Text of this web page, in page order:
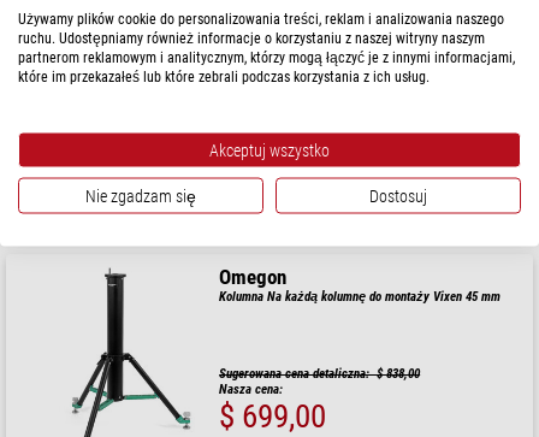
PegasusAstro
Przedłużenia kolumn statywowych NYX-88
$ 174,00
gotowe do wysyłki w24 godziny
Omegon
Kolumna Na każdą kolumnę do montaży Vixen 45 mm
Sugerowana cena detaliczna: $ 838,00
Nasza cena:
$ 699,00
Używamy plików cookie do personalizowania treści, reklam i analizowania naszego
ruchu. Udostępniamy również informacje o korzystaniu z naszej witryny naszym
partnerom reklamowym i analitycznym, którzy mogą łączyć je z innymi informacjami,
które im przekazałeś lub które zebrali podczas korzystania z ich usług.
Akceptuj wszystko
Nie zgadzam się Dostosuj